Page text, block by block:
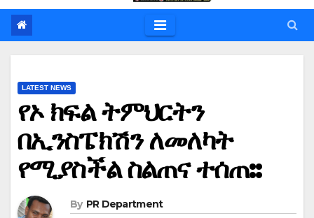
LATEST NEWS
የኦ ክፍል ትምህርትን
በኢንስፔክሽን ለመለካት
የሚያስችል ስልጠና ተሰጠ::
By PR Department